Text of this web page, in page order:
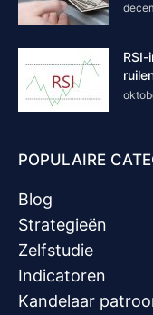
POPULAIRE
Blog
Strategieën
Zelfstudie
Indicatoren
Kandelaar